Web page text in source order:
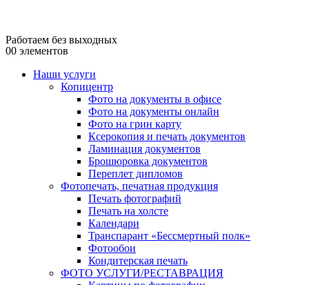
Работаем без выходных
00 элементов
Наши услуги
Копицентр
Фото на документы в офисе
Фото на документы онлайн
Фото на грин карту
Ксерокопия и печать документов
Ламинация документов
Брошюровка документов
Переплет дипломов
Фотопечать, печатная продукция
Печать фотографий
Печать на холсте
Календари
Транспарант «Бессмертный полк»
Фотообои
Кондитерская печать
ФОТО УСЛУГИ/РЕСТАВРАЦИЯ